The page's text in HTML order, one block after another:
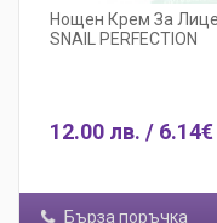
Нощен Крем За
SNAIL PERFECTION
12.00 лв. / 6.14€
Бърза поръчка